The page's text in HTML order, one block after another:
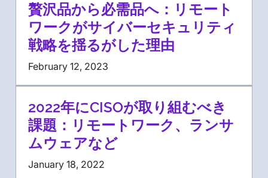
贅沢品から必需品へ：リモート
ワークがサイバーセキュリティ
戦略を揺るがした理由
February 12, 2023
2022年にCISOが取り組むべき
課題：リモートワーク、ランサ
ムウェアなど
January 18, 2022